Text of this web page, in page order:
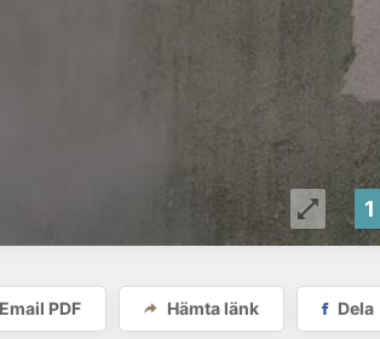
1
Email PDF Hämta länk Dela